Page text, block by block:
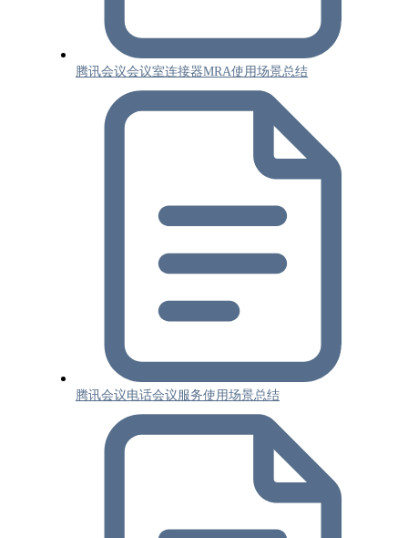
腾讯会议会议室连接器MRA使用场景总结
腾讯会议电话会议服务使用场景总结